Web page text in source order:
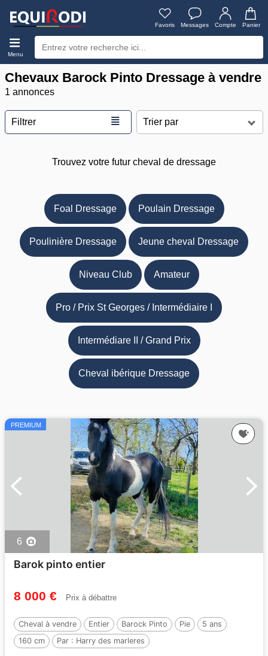
Favoris Messages Compte Panier
Menu
Chevaux Barock Pinto Dressage à vendre
1 annonces
Filtrer ≣
Trouvez votre futur cheval de dressage
Foal Dressage Poulain Dressage
Poulinière Dressage Jeune cheval Dressage
Niveau Club Amateur
Pro / Prix St Georges / Intermédiaire I
Intermédiare II / Grand Prix
Cheval ibérique Dressage
PREMIUM
6
Barok pinto entier
8 000 € Prix à débattre
Cheval à vendre Entier Barock Pinto Pie
5 ans
160 cm
Par : Harry des marleres